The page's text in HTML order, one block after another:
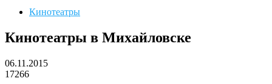
Кинотеатры
Кинотеатры в Михайловске
06.11.2015
17266